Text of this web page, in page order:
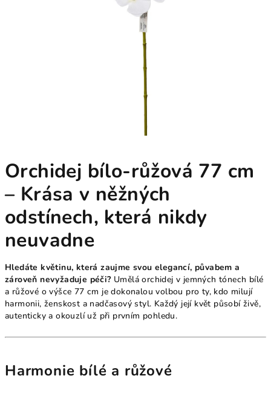
Orchidej bílo-růžová 77 cm
– Krása v něžných
odstínech, která nikdy
neuvadne
Hledáte květinu, která zaujme svou elegancí, půvabem a
zároveň nevyžaduje péči?Umělá orchidej v jemných tónech bílé
a růžové o výšce 77 cm je dokonalou volbou pro ty, kdo milují
harmonii, ženskost a nadčasový styl. Každý její květ působí živě,
autenticky a okouzlí už při prvním pohledu.
Harmonie bílé a růžové